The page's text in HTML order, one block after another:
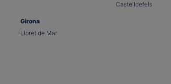
Castelldefels
Girona
Lloret de Mar